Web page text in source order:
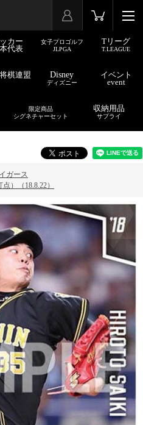
カー
代表
女子プロゴルフ
JLPGA
Tリーグ
T.LEAGUE
棋連盟 Disney
ディズニー
イベント
event
限定商品
シグネチャーセット
収納用品
サプライ
ガース
）（18.8.22）